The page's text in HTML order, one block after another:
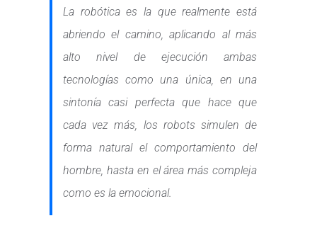
La robótica es la que realmente está
abriendo el camino, aplicando al más
alto nivel de ejecución ambas
tecnologías como una única, en una
sintonía casi perfecta que hace que
cada vez más, los robots simulen de
forma natural el comportamiento del
hombre, hasta en el área más compleja
como es la emocional.